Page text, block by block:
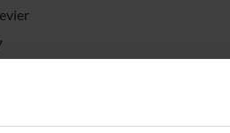
process, different in all steps
CdS thinfilm solar cells, is